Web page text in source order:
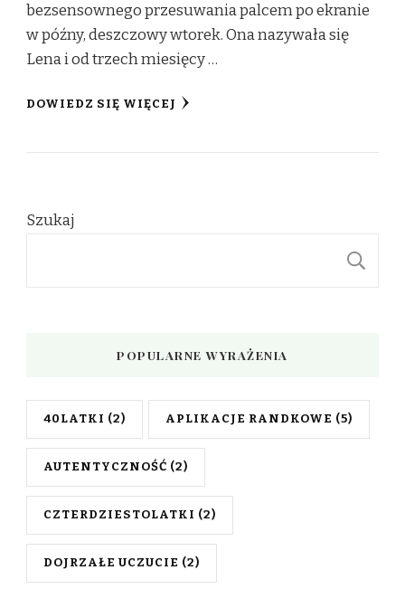
bezsensownego przesuwania palcem po ekranie
w późny, deszczowy wtorek. Ona nazywała się
Lena i od trzech miesięcy …
DOWIEDZ SIĘ WIĘCEJ
Szukaj
POPULARNE WYRAŻENIA
40LATKI (2) APLIKACJE RANDKOWE (5)
AUTENTYCZNOŚĆ (2)
CZTERDZIESTOLATKI (2)
DOJRZAŁE UCZUCIE (2)